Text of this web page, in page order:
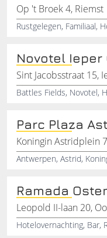
Op 't Broek 4, Riemst
Novotel Ieper
Sint Jacobsstraat 15,
Battles Fields, Novotel,
Parc Plaza
Koningin Astridplein
Ramada
Leopold II-laan 20,